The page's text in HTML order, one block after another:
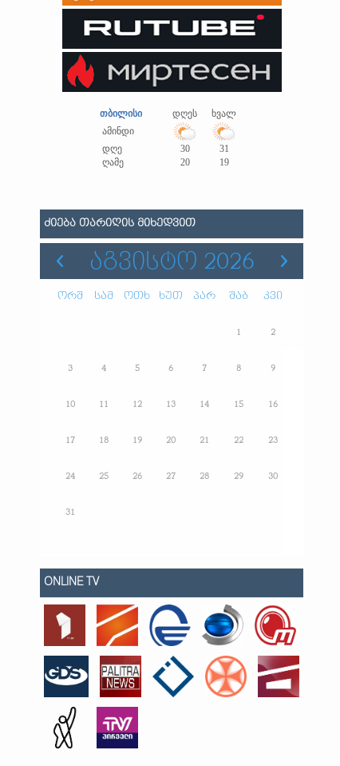
თბილისი დღეს
ხვალ
ამინდი
დღე
30
31
ღამე
20 19
ᲫᲘᲔᲑᲐ ᲗᲐᲠᲘᲦᲘᲡ ᲛᲘᲮᲔᲓᲕᲘᲗ
ᲐᲒᲕᲘᲡᲢᲝ 2026
ორშ სამ ოთხ ხუთ პარ შაბ კვი
1 2
3 4 5 6 7 8 9
10 11 12 13 14 15 16
17 18 19 20 21 22 23
24 25 26 27 28 29 30
31
ONLINE TV